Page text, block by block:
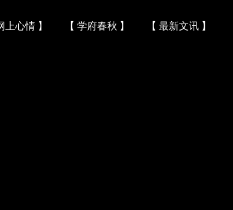
上心情 】 【 学府春秋 】 【 最新文讯 】